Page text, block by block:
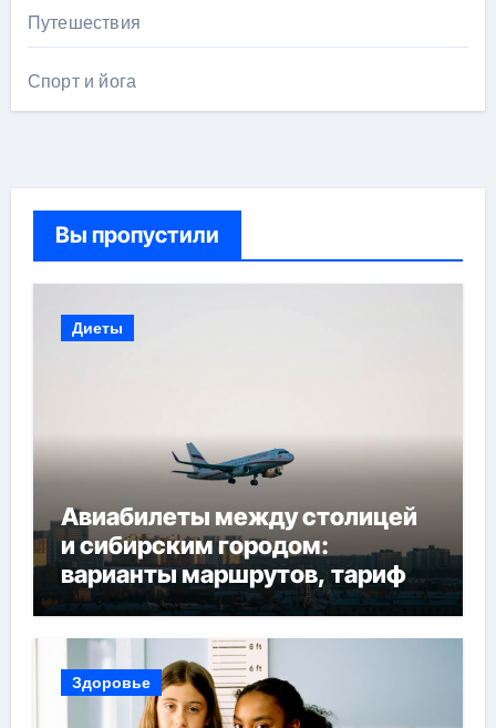
Путешествия
Спорт и йога
Вы пропустили
Диеты
Авиабилеты между столицей
и сибирским городом:
варианты маршрутов, тарифы
и советы по планированию
поездки
Здоровье